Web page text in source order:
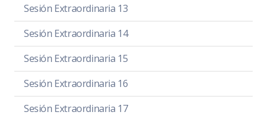
Sesión Extraordinaria 13
Sesión Extraordinaria 14
Sesión Extraordinaria 15
Sesión Extraordinaria 16
Sesión Extraordinaria 17